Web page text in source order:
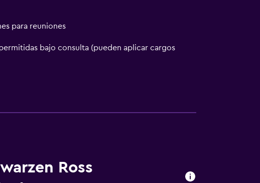
para reuniones
bajo consulta (pueden aplicar cargos
tranquila
o madera nobleRoss